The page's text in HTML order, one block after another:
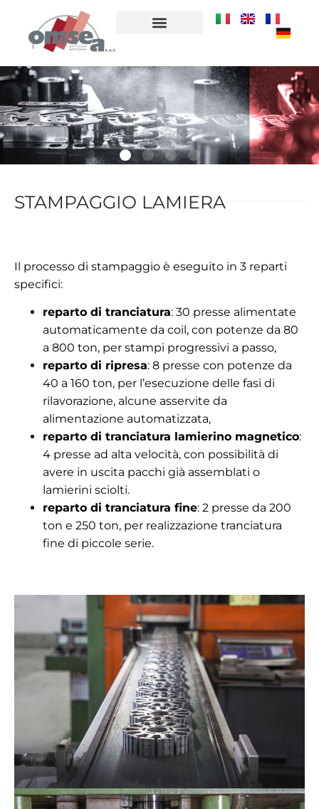
STAMPAGGIO LAMIERA
Il processo di stampaggio è eseguito in 3 reparti
specifici:
reparto di tranciatura: 30 presse alimentate
automaticamente da coil, con potenze da 80
a 800 ton, per stampi progressivi a passo,
reparto di ripresa: 8 presse con potenze da
40 a 160 ton, per l’esecuzione delle fasi di
rilavorazione, alcune asservite da
alimentazione automatizzata,
reparto di tranciatura lamierino magnetico:
4 presse ad alta velocità, con possibilità di
avere in uscita pacchi già assemblati o
lamierini sciolti.
reparto di tranciatura fine: 2 presse da 200
ton e 250 ton, per realizzazione tranciatura
fine di piccole serie.